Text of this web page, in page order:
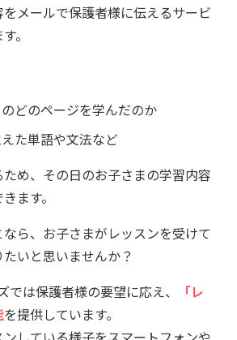
メールで保護者様に伝えるサービ
。
どのページを学んだのか
た単語や文法など
め、その日のお子さまの学習内容
ます。
ら、お子さまがレッスンを受けて
いと思いませんか？
では保護者様の要望に応え、
「レ
を提供しています。